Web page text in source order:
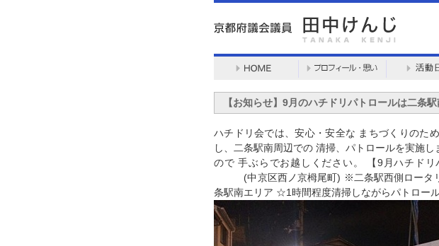
【お知らせ】9月のハチドリパトロールは二条
ハチドリ会では、安心・安全な まちづくりのた
し、二条駅南周辺での 清掃、パトロールを実施
ので 手ぶらでお越しください。 【9月ハチド
(中京区西ノ京栂尾町) ※二条駅西側ロー
条駅南エリア ☆1時間程度清掃しながらパトロール